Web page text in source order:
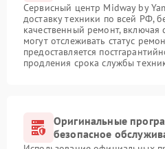
Сервисный центр Midway by
доставку техники по всей РФ,
качественный ремонт,
могут отслеживать статус
предоставляется
продления срока службы
Оригинальные
безопасное